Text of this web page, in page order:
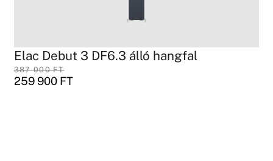
Elac Debut 3 DF6.3 álló hangfal
387 000FT
259 900 FT